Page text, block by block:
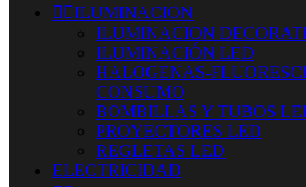
 ILUMINACION
ILUMINACION
ILUMINACIÓN LED
HALOGENAS-
CONSUMO
BOMBILLAS Y TUBOS
PROYECTORES LED
REGLETAS LED
ELECTRICIDAD